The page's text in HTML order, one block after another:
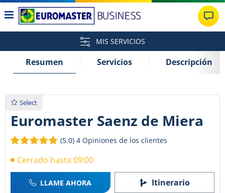
MIS SERVICIOS
Resumen Servicios Descripción
Select
Euromaster Saenz de Miera
(5.0) 4 Opiniones de los clientes
Cerrado hasta 09:00
LLAME AHORA Itinerario